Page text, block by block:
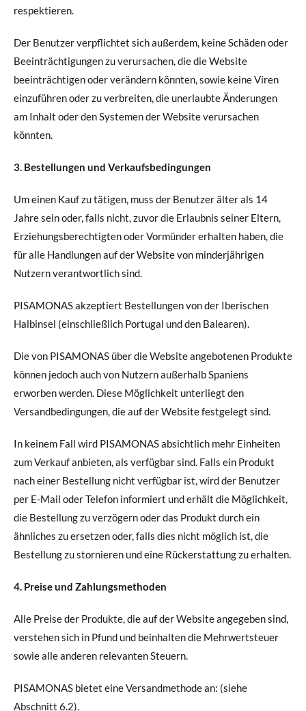
respektieren.
Der Benutzer verpflichtet sich außerdem, keine Schäden oder
Beeinträchtigungen zu verursachen, die die Website
beeinträchtigen oder verändern könnten, sowie keine Viren
einzuführen oder zu verbreiten, die unerlaubte Änderungen
am Inhalt oder den Systemen der Website verursachen
könnten.
3. Bestellungen und Verkaufsbedingungen
Um einen Kauf zu tätigen, muss der Benutzer älter als 14
Jahre sein oder, falls nicht, zuvor die Erlaubnis seiner Eltern,
Erziehungsberechtigten oder Vormünder erhalten haben, die
für alle Handlungen auf der Website von minderjährigen
Nutzern verantwortlich sind.
PISAMONAS akzeptiert Bestellungen von der Iberischen
Halbinsel (einschließlich Portugal und den Balearen).
Die von PISAMONAS über die Website angebotenen Produkte
können jedoch auch von Nutzern außerhalb Spaniens
erworben werden. Diese Möglichkeit unterliegt den
Versandbedingungen, die auf der Website festgelegt sind.
In keinem Fall wird PISAMONAS absichtlich mehr Einheiten
zum Verkauf anbieten, als verfügbar sind. Falls ein Produkt
nach einer Bestellung nicht verfügbar ist, wird der Benutzer
per E-Mail oder Telefon informiert und erhält die Möglichkeit,
die Bestellung zu verzögern oder das Produkt durch ein
ähnliches zu ersetzen oder, falls dies nicht möglich ist, die
Bestellung zu stornieren und eine Rückerstattung zu erhalten.
4. Preise und Zahlungsmethoden
Alle Preise der Produkte, die auf der Website angegeben sind,
verstehen sich in Pfund und beinhalten die Mehrwertsteuer
sowie alle anderen relevanten Steuern.
PISAMONAS bietet eine Versandmethode an: (siehe
Abschnitt 6.2).